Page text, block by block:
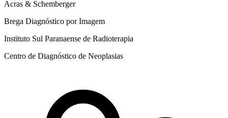
Acras & Schemberger
Brega Diagnóstico por Imagem
Instituto Sul Paranaense de Radioterapia
Centro de Diagnóstico de Neoplasias